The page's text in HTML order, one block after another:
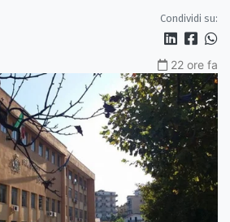
Condividi su:
22 ore fa